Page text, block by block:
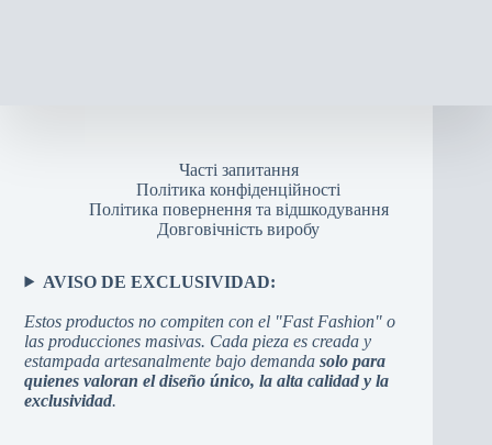
Часті запитання
Політика конфіденційності
Політика повернення та відшкодування
Довговічність виробу
AVISO DE EXCLUSIVIDAD:
Estos productos no compiten con el "Fast Fashion" o
las producciones masivas. Cada pieza es creada y
estampada artesanalmente bajo demandasolo para
quienes valoran el diseño único, la alta calidad y la
exclusividad.